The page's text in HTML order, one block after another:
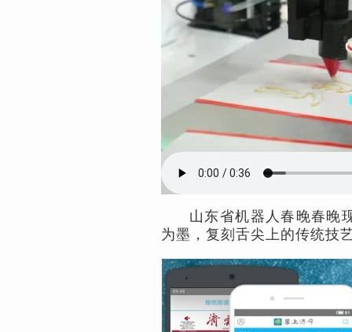
山东省机器人春晚春晚
为墨，复刻舌尖上的传统技